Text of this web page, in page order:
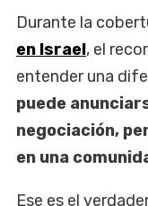
Durante la
en Israel, el
entender una
puede
negociación,
en una
Ese es el